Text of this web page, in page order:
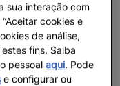
sua interação com
cookies e
de análise,
fins. Saiba
pessoalaqui. Pode
e configurar ou